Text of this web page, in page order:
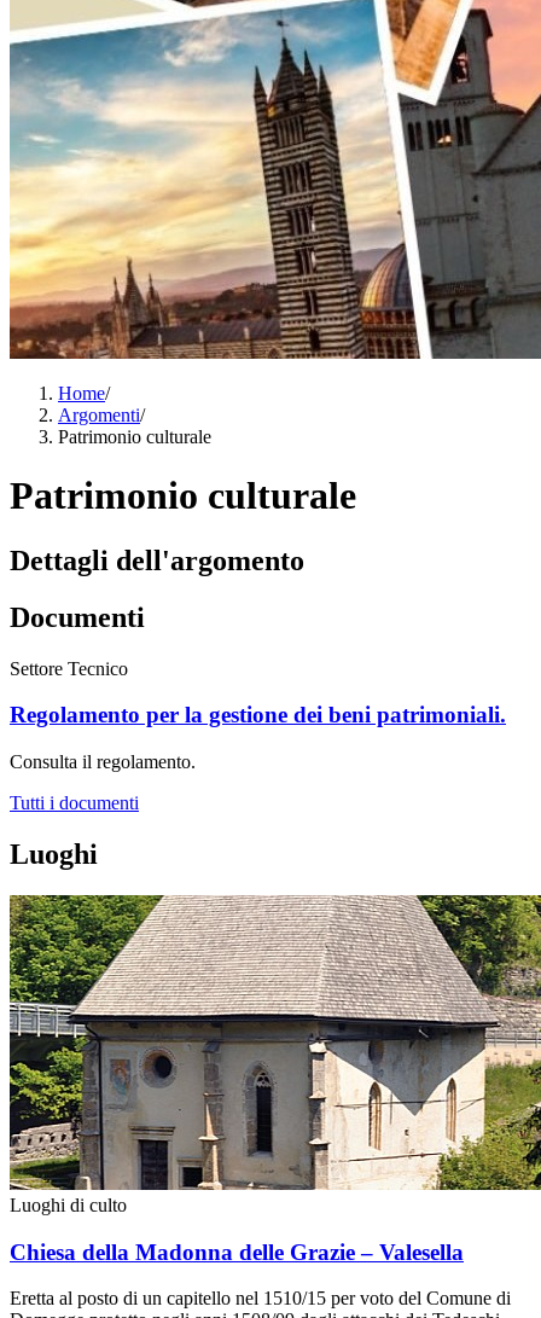
Home/
Argomenti/
Patrimonio culturale
Patrimonio culturale
Dettagli dell'argomento
Documenti
Settore Tecnico
Regolamento per la gestione dei beni patrimoniali.
Consulta il regolamento.
Tutti i documenti
Luoghi
Luoghi di culto
Chiesa della Madonna delle Grazie – Valesella
Eretta al posto di un capitello nel 1510/15 per voto del Comune di